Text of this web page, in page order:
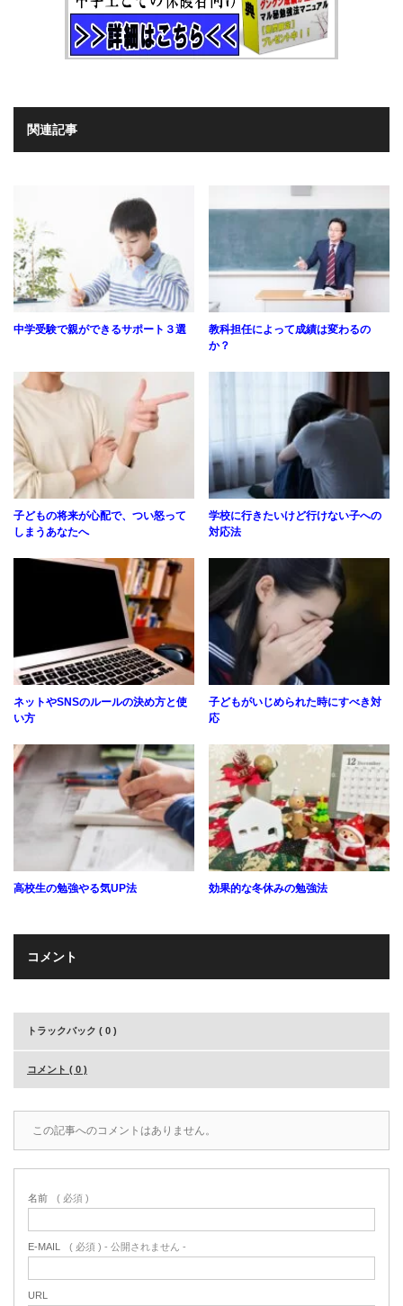
関連記事
中学受験で親ができるサポート３選
教科担任によって成績は変わるの
か？
子どもの将来が心配で、つい怒って
しまうあなたへ
学校に行きたいけど行けない子への
対応法
ネットやSNSのルールの決め方と使
い方
子どもがいじめられた時にすべき対
応
高校生の勉強やる気UP法 効果的な冬休みの勉強法
コメント
トラックバック ( 0 )
コメント ( 0 )
この記事へのコメントはありません。
名前 ( 必須 )
E-MAIL ( 必須 ) - 公開されません -
URL